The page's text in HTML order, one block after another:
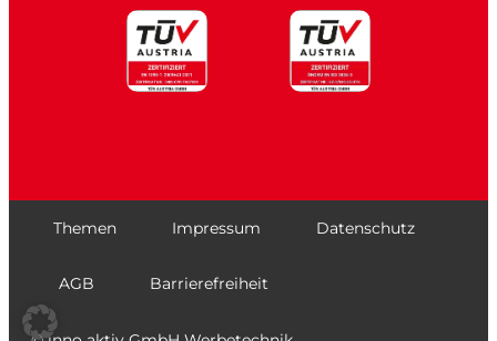
Themen Impressum Datenschutz
AGB Barrierefreiheit